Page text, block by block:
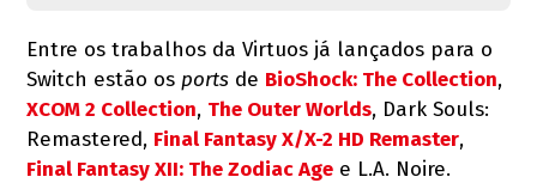
Entre os trabalhos da Virtuos já lançados para o
Switch estão os ports de BioShock: The Collection,
XCOM 2 Collection, The Outer Worlds, Dark Souls:
Remastered, Final Fantasy X/X-2 HD Remaster,
Final Fantasy XII: The Zodiac Age e L.A. Noire.